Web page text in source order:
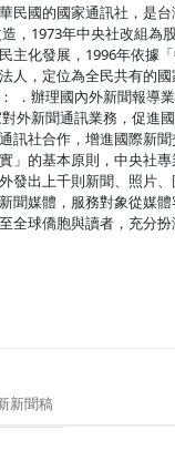
民國的國家通訊社，是
，1973年中央社改組為
主化發展，1996年依據
人，定位為全民共有的
．辦理國內外新聞報導
外新聞通訊業務，促進
訊社合作，增進國際新聞
」的基本原則，中央社專
發出上千則新聞、照片
聞媒體，服務對象從媒體
全球僑胞與讀者，充分
新聞稿